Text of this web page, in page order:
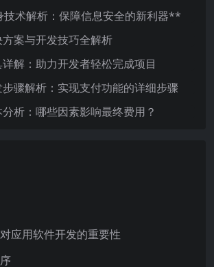
术解析：保障信息安全的新利器**
案与开发技巧全解析
解：助力开发者轻松完成项目
骤解析：实现支付功能的详细步骤
析：哪些因素影响最终费用？
应用软件开发的重要性